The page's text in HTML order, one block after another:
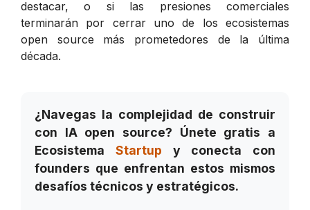
destacar, o si las presiones comerciales
terminarán por cerrar uno de los ecosistemas
open source más prometedores de la última
década.
¿Navegas la complejidad de construir
con IA open source? Únete gratis a
Ecosistema Startup y conecta con
founders que enfrentan estos mismos
desafíos técnicos y estratégicos.